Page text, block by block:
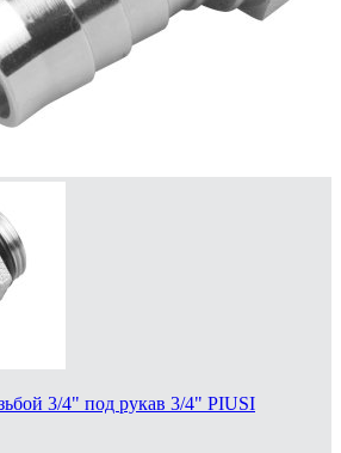
3/4" под рукав 3/4" PIUSI